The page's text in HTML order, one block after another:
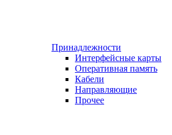
Принадлежности
Интерфейсные карты
Оперативная память
Кабели
Направляющие
Прочее